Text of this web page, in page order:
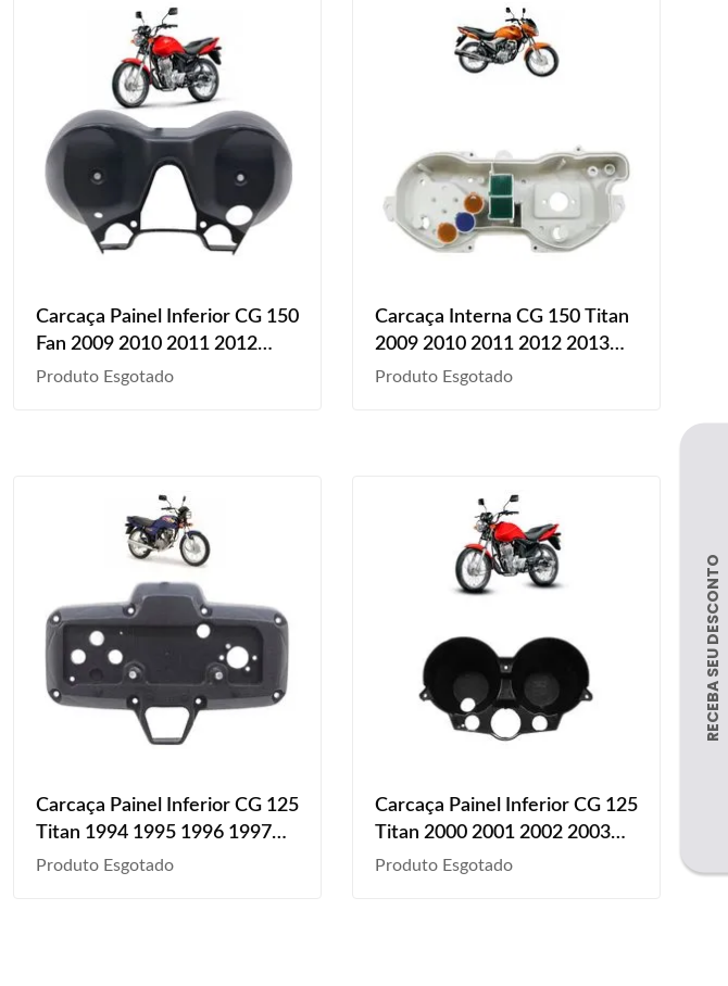
Carcaça Painel Inferior CG 150
Fan 2009 2010 2011 2012
Produto Esgotado
Carcaça Interna CG 150 Titan
2009 2010 2011 2012 2013
Painel Inferior
Produto Esgotado
Carcaça Painel Inferior CG 125
Titan 1994 1995 1996 1997
Produto Esgotado
Carcaça Painel Inferior CG 125
Titan 2000 2001 2002 2003
2004 2005 2006 2007 2008
Produto Esgotado